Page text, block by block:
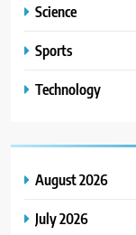
Science
Sports
Technology
August 2026
July 2026